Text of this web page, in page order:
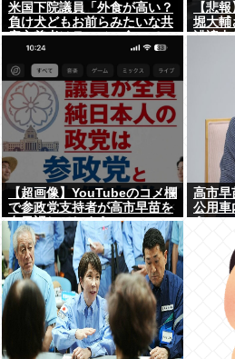
米国下院議員「外食が高い？
負け犬どもお前らみたいな共
産主義者はラーメン食って
ろ」→炎上
【悲
堀大輔
誹謗中
【超画像】YouTubeのコメ欄
で参政党支持者が高市早苗を
在日認してしまうwww
高市早
公用車